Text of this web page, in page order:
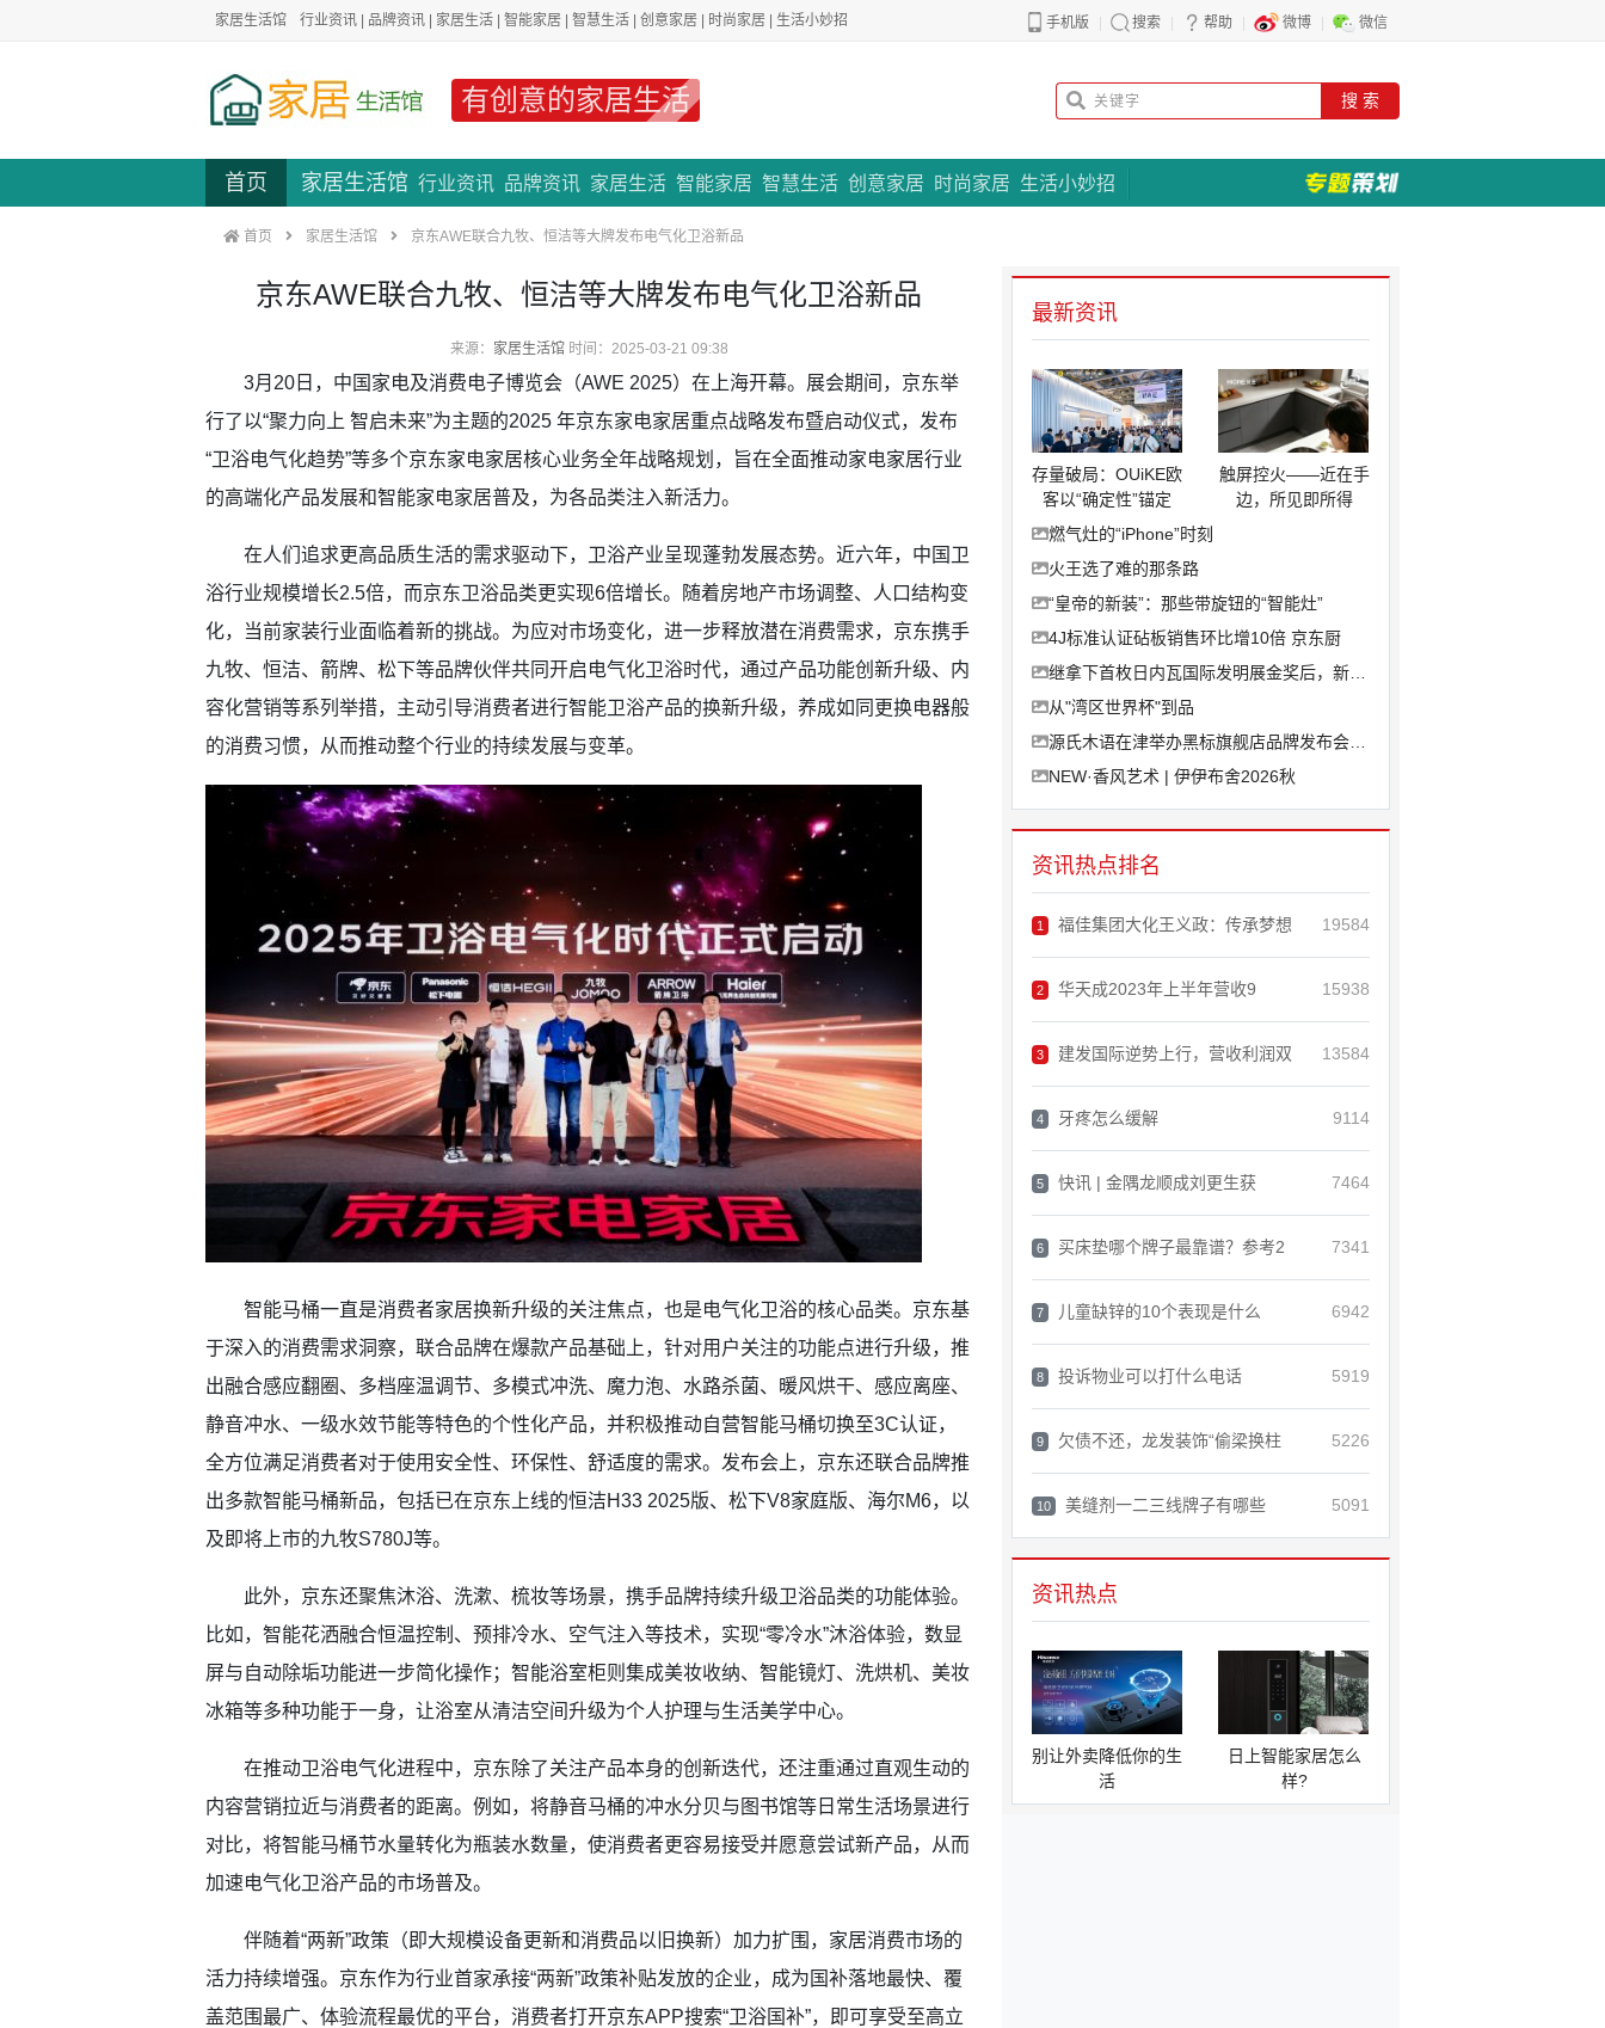
家居生活馆 行业资讯 | 品牌资讯 | 家居生活 | 智能家居 | 智慧生活 | 创意家居 | 时尚家居 | 生活小妙招 手机版 搜索 帮助 微博 微信
有创意的家居生活 搜 索
首页 家居生活馆 行业资讯 品牌资讯 家居生活 智能家居 智慧生活 创意家居 时尚家居 生活小妙招
专题策划
首页 家居生活馆 京东AWE联合九牧、恒洁等大牌发布电气化卫浴新品
京东AWE联合九牧、恒洁等大牌发布电气化卫浴新品
来源： 家居生活馆时间：2025-03-21 09:38
3月20日，中国家电及消费电子博览会（AWE 2025）在上海开幕。展会期间，京东举
行了以“聚力向上 智启未来”为主题的2025 年京东家电家居重点战略发布暨启动仪式，发布
“卫浴电气化趋势”等多个京东家电家居核心业务全年战略规划，旨在全面推动家电家居行业
的高端化产品发展和智能家电家居普及，为各品类注入新活力。
在人们追求更高品质生活的需求驱动下，卫浴产业呈现蓬勃发展态势。近六年，中国卫
浴行业规模增长2.5倍，而京东卫浴品类更实现6倍增长。随着房地产市场调整、人口结构变
化，当前家装行业面临着新的挑战。为应对市场变化，进一步释放潜在消费需求，京东携手
九牧、恒洁、箭牌、松下等品牌伙伴共同开启电气化卫浴时代，通过产品功能创新升级、内
容化营销等系列举措，主动引导消费者进行智能卫浴产品的换新升级，养成如同更换电器般
的消费习惯，从而推动整个行业的持续发展与变革。
智能马桶一直是消费者家居换新升级的关注焦点，也是电气化卫浴的核心品类。京东基
于深入的消费需求洞察，联合品牌在爆款产品基础上，针对用户关注的功能点进行升级，推
出融合感应翻圈、多档座温调节、多模式冲洗、魔力泡、水路杀菌、暖风烘干、感应离座、
静音冲水、一级水效节能等特色的个性化产品，并积极推动自营智能马桶切换至3C认证，
全方位满足消费者对于使用安全性、环保性、舒适度的需求。发布会上，京东还联合品牌推
出多款智能马桶新品，包括已在京东上线的恒洁H33 2025版、松下V8家庭版、海尔M6，以
及即将上市的九牧S780J等。
此外，京东还聚焦沐浴、洗漱、梳妆等场景，携手品牌持续升级卫浴品类的功能体验。
比如，智能花洒融合恒温控制、预排冷水、空气注入等技术，实现“零冷水”沐浴体验，数显
屏与自动除垢功能进一步简化操作；智能浴室柜则集成美妆收纳、智能镜灯、洗烘机、美妆
冰箱等多种功能于一身，让浴室从清洁空间升级为个人护理与生活美学中心。
在推动卫浴电气化进程中，京东除了关注产品本身的创新迭代，还注重通过直观生动的
内容营销拉近与消费者的距离。例如，将静音马桶的冲水分贝与图书馆等日常生活场景进行
对比，将智能马桶节水量转化为瓶装水数量，使消费者更容易接受并愿意尝试新产品，从而
加速电气化卫浴产品的市场普及。
伴随着“两新”政策（即大规模设备更新和消费品以旧换新）加力扩围，家居消费市场的
活力持续增强。京东作为行业首家承接“两新”政策补贴发放的企业，成为国补落地最快、覆
盖范围最广、体验流程最优的平台，消费者打开京东APP搜索“卫浴国补”，即可享受至高立
最新资讯
存量破局：OUiKE欧
客以“确定性”锚定
触屏控火——近在手
边，所见即所得
燃气灶的“iPhone”时刻
火王选了难的那条路
“皇帝的新装”：那些带旋钮的“智能灶”
4J标准认证砧板销售环比增10倍 京东厨
继拿下首枚日内瓦国际发明展金奖后，新港斩
从"湾区世界杯"到品
源氏木语在津举办黑标旗舰店品牌发布会，“
NEW·香风艺术 | 伊伊布舍2026秋
资讯热点排名
1 福佳集团大化王义政：传承梦想 19584
2 华天成2023年上半年营收9 15938
3 建发国际逆势上行，营收利润双 13584
4 牙疼怎么缓解 9114
5 快讯 | 金隅龙顺成刘更生获 7464
6 买床垫哪个牌子最靠谱？参考2 7341
7 儿童缺锌的10个表现是什么 6942
8 投诉物业可以打什么电话 5919
9 欠债不还，龙发装饰“偷梁换柱 5226
10 美缝剂一二三线牌子有哪些 5091
资讯热点
别让外卖降低你的生
活
日上智能家居怎么
样?